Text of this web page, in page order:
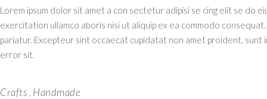
Lorem ipsum dolor sit amet a con sectetur adipisi se cing elit se do
exercitation ullamco aboris nisi ut aliquip ex ea commodo
pariatur. Excepteur sint occaecat cupidatat non amet proident,
error sit.
Crafts , Handmade